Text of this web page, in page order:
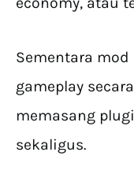
Sementara
gameplay
memasang
sekaligus.